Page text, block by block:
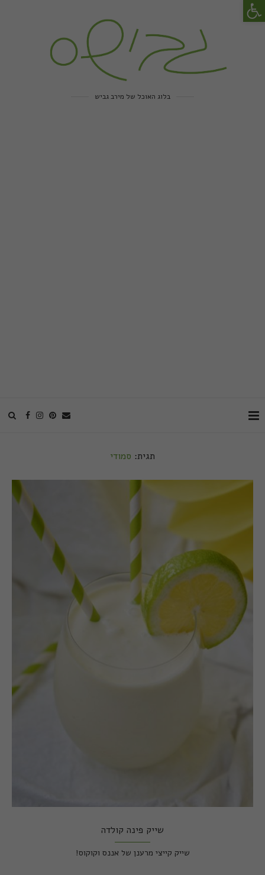
בלוג האוכל של מירב גביש
תגית: סמודי
שייק פינה קולדה
שייק קייצי מרענן של אננס וקוקוס!